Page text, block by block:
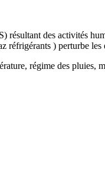
résultant des activités
) perturbe
régime des pluies,